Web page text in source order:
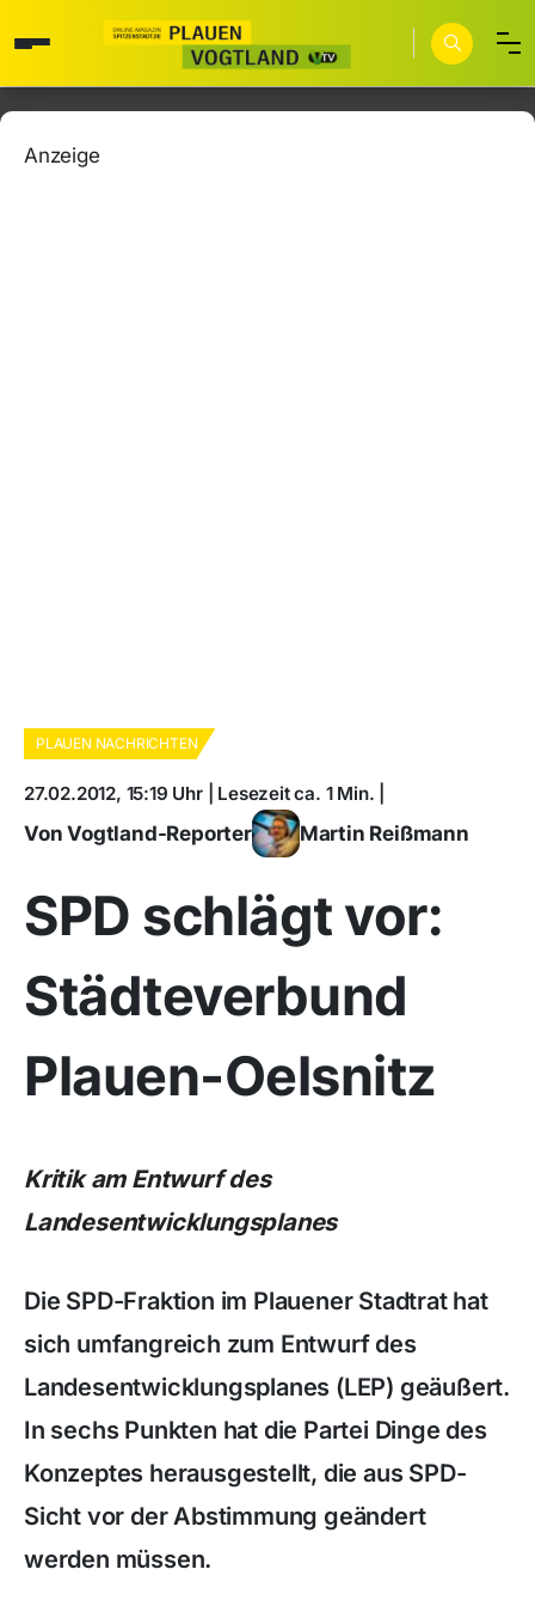
Anzeige
PLAUEN NACHRICHTEN
27.02.2012, 15:19 Uhr | Lesezeit ca. 1 Min. |
Von Vogtland-Reporter Martin Reißmann
SPD schlägt vor:
Städteverbund
Plauen-Oelsnitz
Kritik am Entwurf des
Landesentwicklungsplanes
Die SPD-Fraktion im Plauener Stadtrat hat
sich umfangreich zum Entwurf des
Landesentwicklungsplanes (LEP) geäußert.
In sechs Punkten hat die Partei Dinge des
Konzeptes herausgestellt, die aus SPD-
Sicht vor der Abstimmung geändert
werden müssen.